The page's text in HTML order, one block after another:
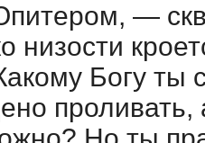
—
низости
Богу ты
проливать,